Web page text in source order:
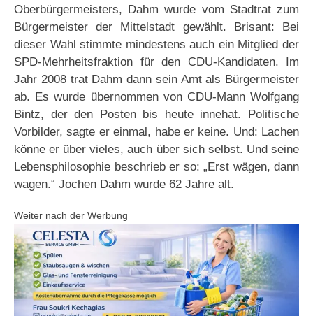
Oberbürgermeisters, Dahm wurde vom Stadtrat zum
Bürgermeister der Mittelstadt gewählt. Brisant: Bei
dieser Wahl stimmte mindestens auch ein Mitglied der
SPD-Mehrheitsfraktion für den CDU-Kandidaten. Im
Jahr 2008 trat Dahm dann sein Amt als Bürgermeister
ab. Es wurde übernommen von CDU-Mann Wolfgang
Bintz, der den Posten bis heute innehat. Politische
Vorbilder, sagte er einmal, habe er keine. Und: Lachen
könne er über vieles, auch über sich selbst. Und seine
Lebensphilosophie beschrieb er so: „Erst wägen, dann
wagen.“ Jochen Dahm wurde 62 Jahre alt.
Weiter nach der Werbung